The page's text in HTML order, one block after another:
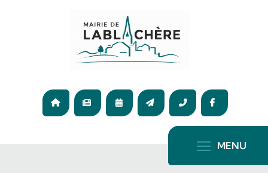
ACCUEIL ACTUALITÉAGENDA CONTACT
72
MENU